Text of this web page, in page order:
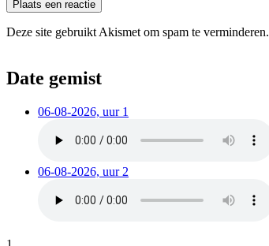
Deze site gebruikt Akismet om spam te verminderen.
Date gemist
06-08-2026, uur 1
06-08-2026, uur 2